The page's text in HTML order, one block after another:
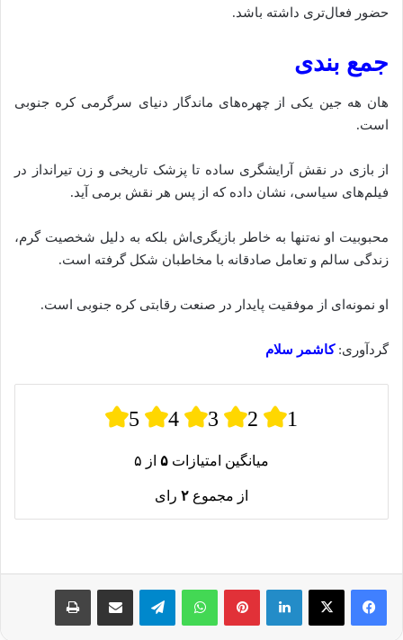
حضور فعال‌تری داشته باشد.
جمع‌ بندی
هان هه جین یکی از چهره‌های ماندگار دنیای سرگرمی کره جنوبی
است.
از بازی در نقش آرایشگری ساده تا پزشک تاریخی و زن تیرانداز در
فیلم‌های سیاسی، نشان داده که از پس هر نقش برمی‌ آید.
محبوبیت او نه‌تنها به خاطر بازیگری‌اش بلکه به دلیل شخصیت گرم،
زندگی سالم و تعامل صادقانه با مخاطبان شکل گرفته است.
او نمونه‌ای از موفقیت پایدار در صنعت رقابتی کره جنوبی است.
گردآوری:کاشمر سلام
5 4 3 2 1
میانگین امتیازات ۵ از ۵
از مجموع ۲ رای
لینکدین پینترستواتس آپ تلگرام اشتراک گذاری از طریق ایمیل چاپ